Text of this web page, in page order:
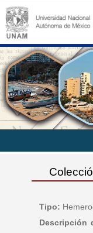
Tipo:
Descripción